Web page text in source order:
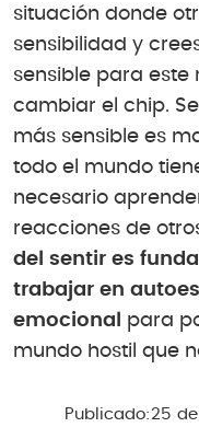
situación donde
sensibilidad y
sensible para este
cambiar el chip.
más sensible es
todo el mundo
necesario
reacciones de
del sentir es
trabajar en
emocional
para
mundo hostil que
Publicado: 25